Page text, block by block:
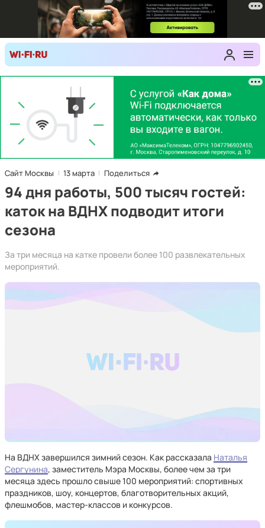
Сайт Москвы 13 марта Поделиться
94 дня работы, 500 тысяч гостей:
каток на ВДНХ подводит итоги
сезона
За три месяца на катке провели более 100 развлекательных
мероприятий.
На ВДНХ завершился зимний сезон. Как рассказала Наталья
Сергунина, заместитель Мэра Москвы, более чем за три
месяца здесь прошло свыше 100 мероприятий: спортивных
праздников, шоу, концертов, благотворительных акций,
флешмобов, мастер-классов и конкурсов.